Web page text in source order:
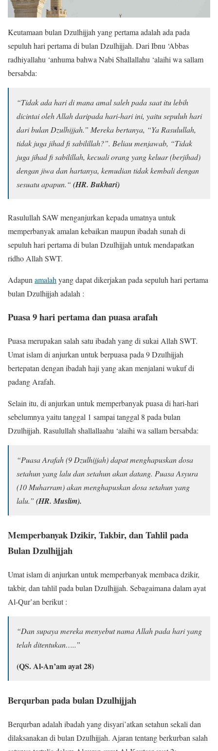
Keutamaan bulan Dzulhijjah yang pertama adalah ada pada
sepuluh hari pertama di bulan Dzulhijjah. Dari Ibnu ‘Abbas
radhiyallahu ‘anhuma bahwa Nabi Shallallahu ‘alaihi wa sallam
bersabda:
“Tidak ada hari di mana amal saleh pada saat itu lebih
dicintai oleh Allah daripada hari-hari ini, yaitu sepuluh hari
dari bulan Dzulhijjah.” Mereka bertanya, “Ya Rasulullah,
tidak juga jihad fi sabilillah?”. Beliau menjawab, “Tidak
juga jihad fi sabilillah, kecuali orang yang keluar (berjihad)
dengan jiwa dan hartanya, kemudian tidak kembali dengan
sesuatu apapun.“ (HR. Bukhari)
Rasulullah SAW menganjurkan kepada umatnya untuk
memperbanyak amalan kebaikan maupun ibadah sunah di
sepuluh hari pertama di bulan Dzulhijjah untuk mendapatkan
ridho Allah SWT.
Adapun amalah yang dapat dikerjakan pada sepuluh hari pertama
bulan Dzulhijjah adalah :
Puasa 9 hari pertama dan puasa arafah
Puasa merupakan salah satu ibadah yang di sukai Allah SWT.
Umat islam di anjurkan untuk berpuasa pada 9 Dzulhijjah
bertepatan dengan ibadah haji yang akan menjalani wukuf di
padang Arafah.
Selain itu, di anjurkan untuk memperbanyak puasa di hari-hari
sebelumnya yaitu tanggal 1 sampai tanggal 8 pada bulan
Dzulhijjah. Rasulullah shallallaahu ‘alaihi wa sallam bersabda:
“Puasa Arafah (9 Dzulhijjah) dapat menghapuskan dosa
setahun yang lalu dan setahun akan datang. Puasa Asyura
(10 Muharram) akan menghapuskan dosa setahun yang
lalu.” (HR. Muslim).
Memperbanyak Dzikir, Takbir, dan Tahlil pada
Bulan Dzulhijjah
Umat islam di anjurkan untuk memperbanyak membaca dzikir,
takbir, dan tahlil pada bulan Dzulhijjah. Sebagaimana dalam ayat
Al-Qur’an berikut :
“Dan supaya mereka menyebut nama Allah pada hari yang
telah ditentukan…..”
(QS. Al-An’am ayat 28)
Berqurban pada bulan Dzulhijjah
Berqurban adalah ibadah yang disyari’atkan setahun sekali dan
dilaksanakan di bulan Dzulhijjah. Ajaran tentang berkurban salah